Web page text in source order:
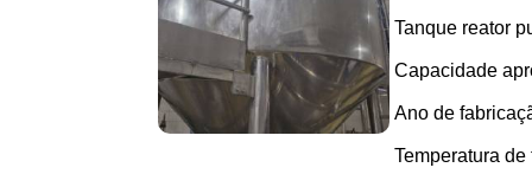
Tanque reator
Capacidade
Ano de
Temperatura de